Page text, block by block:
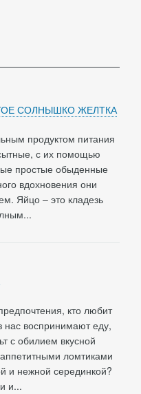
СОЛНЫШКО ЖЕЛТКА
продуктом питания
с их помощью
простые обыденные
вдохновения они
Яйцо – это кладезь
кто любит
нас воспринимают еду,
с обилием вкусной
ломтиками
и нежной серединкой?
и...